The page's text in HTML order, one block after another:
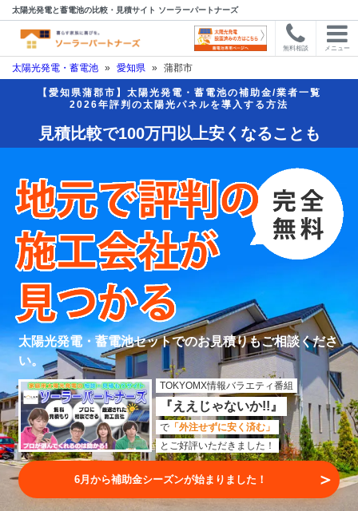
太陽光発電と蓄電池の比較・見積サイト ソーラーパートナーズ
無料相談 メニュー
太陽光発電・蓄電池 » 愛知県 » 蒲郡市
【愛知県蒲郡市】太陽光発電・蓄電池の補助金/業者一覧
2026年評判の太陽光パネルを導入する方法
見積比較で100万円以上安くなることも
太陽光発電・蓄電池セットでのお見積りもご相談くださ
い。
TOKYOMX情報バラエティ番組
『ええじゃないか!!』
で 「外注せずに安く済む」
とご好評いただきました！
6月から補助金シーズンが始まりました！ ＞